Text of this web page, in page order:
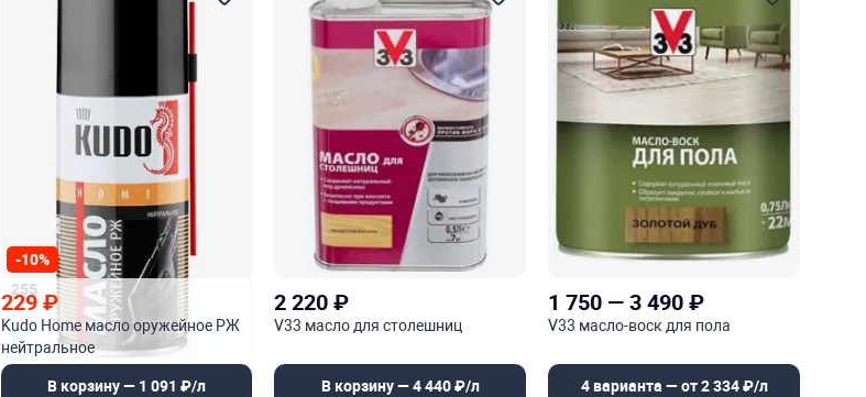
-10%
255
229 ₽
Kudo Home масло оружейное РЖ
нейтральное
В корзину — 1 091 ₽/л
2 220₽
V33 масло для столешниц
В корзину — 4 440 ₽/л
1 750 —3 490₽
V33 масло-воск для пола
4 варианта — от 2 334 ₽/л